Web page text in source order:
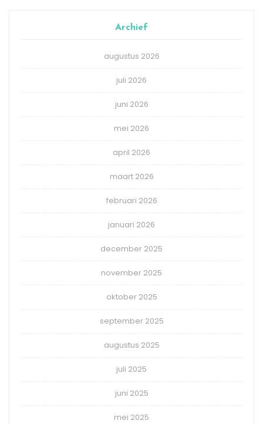
Archief
augustus 2026
juli 2026
juni 2026
mei 2026
april 2026
maart 2026
februari 2026
januari 2026
december 2025
november 2025
oktober 2025
september 2025
augustus 2025
juli 2025
juni 2025
mei 2025